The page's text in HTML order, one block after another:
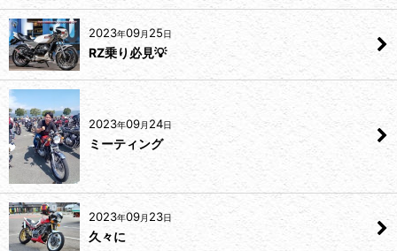
2023年09月 25日
RZ乗り必見💡
2023年09月 24日
ミーティング
2023年09月 23日
久々に